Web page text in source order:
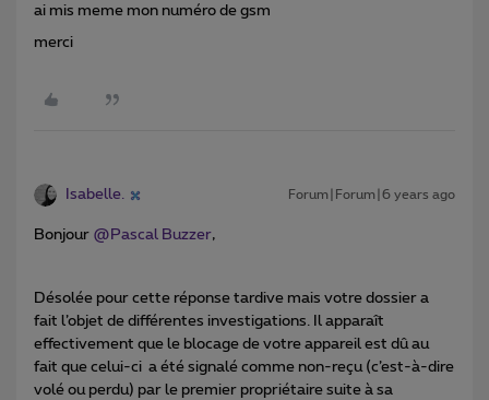
ai mis meme mon numéro de gsm
merci
Isabelle. Forum|Forum|6 years ago
Bonjour @Pascal Buzzer,
Désolée pour cette réponse tardive mais votre dossier a
fait l’objet de différentes investigations. Il apparaît
effectivement que le blocage de votre appareil est dû au
fait que celui-ci a été signalé comme non-reçu (c’est-à-dire
volé ou perdu) par le premier propriétaire suite à sa